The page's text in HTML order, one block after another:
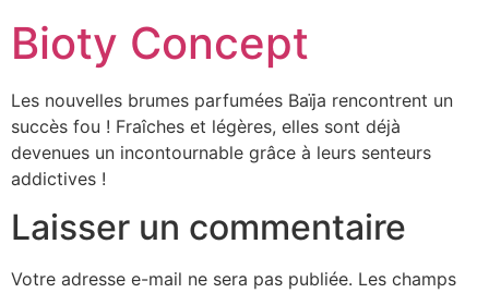
Bioty Concept
Les nouvelles brumes parfumées Baïja rencontrent un
succès fou ! Fraîches et légères, elles sont déjà
devenues un incontournable grâce à leurs senteurs
addictives !
Laisser un commentaire
Votre adresse e-mail ne sera pas publiée. Les champs